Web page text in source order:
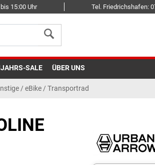
15:00 Uhr Tel. Friedrichshafen:
SALE ÜBER UNS
/ eBike / Transportrad